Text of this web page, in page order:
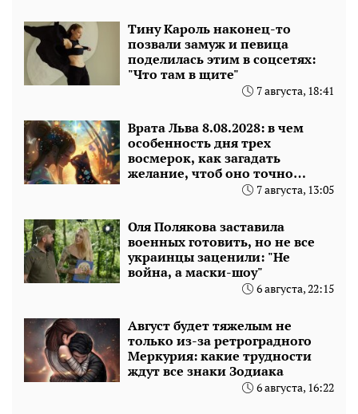
Тину Кароль наконец-то
позвали замуж и певица
поделилась этим в соцсетях:
"Что там в щите"
7 августа, 18:41
Врата Льва 8.08.2028: в чем
особенность дня трех
восмерок, как загадать
желание, чтоб оно точно
7 августа, 13:05
Оля Полякова заставила
военных готовить, но не все
украинцы заценили: "Не
война, а маски-шоу"
6 августа, 22:15
Август будет тяжелым не
только из-за ретроградного
Меркурия: какие трудности
ждут все знаки Зодиака
6 августа, 16:22